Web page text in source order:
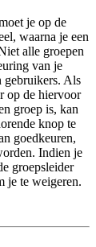
je op de
waarna je een
alle groepen
van je
gebruikers. Als
op de hiervoor
groep is, kan
knop te
goedkeuren,
Indien je
groepsleider
je te weigeren.